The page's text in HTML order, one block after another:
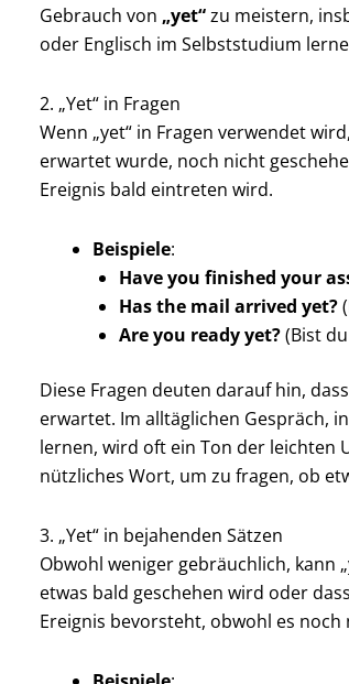
Gebrauch von „yet“zu meistern,
oder Englisch im Selbststudium
2. „Yet“ in Fragen
Wenn „yet“ in Fragen verwendet
erwartet wurde, noch nicht
Ereignis bald eintreten wird.
Beispiele:
Have you finished your
Has the mail arrived yet?
Are you ready yet?(Bist
Diese Fragen deuten darauf hin,
erwartet. Im alltäglichen Gespräch,
lernen, wird oft ein Ton der leichten
nützliches Wort, um zu fragen, ob
3. „Yet“ in bejahenden Sätzen
Obwohl weniger gebräuchlich, kann
etwas bald geschehen wird oder
Ereignis bevorsteht, obwohl es